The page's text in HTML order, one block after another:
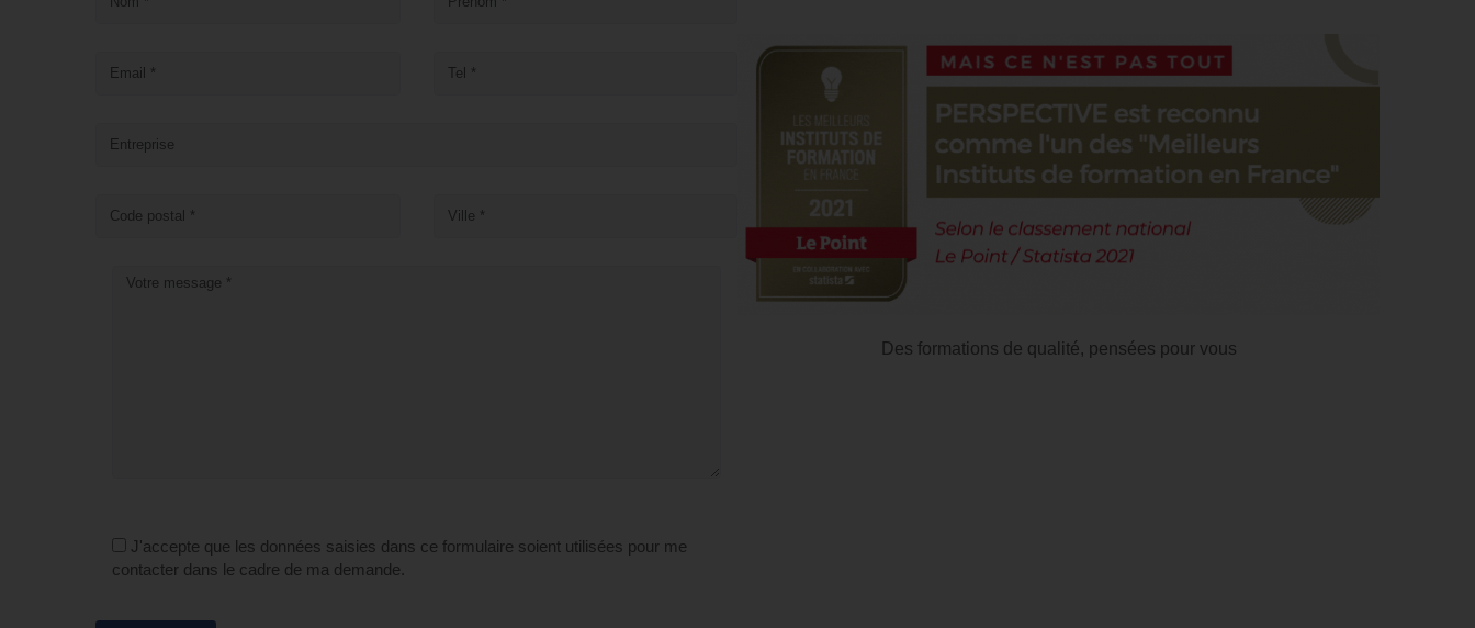
J'accepte que les données saisies dans ce formulaire soient utilisées pour me
contacter dans le cadre de ma demande.
Des formations de qualité, pensées pour vous